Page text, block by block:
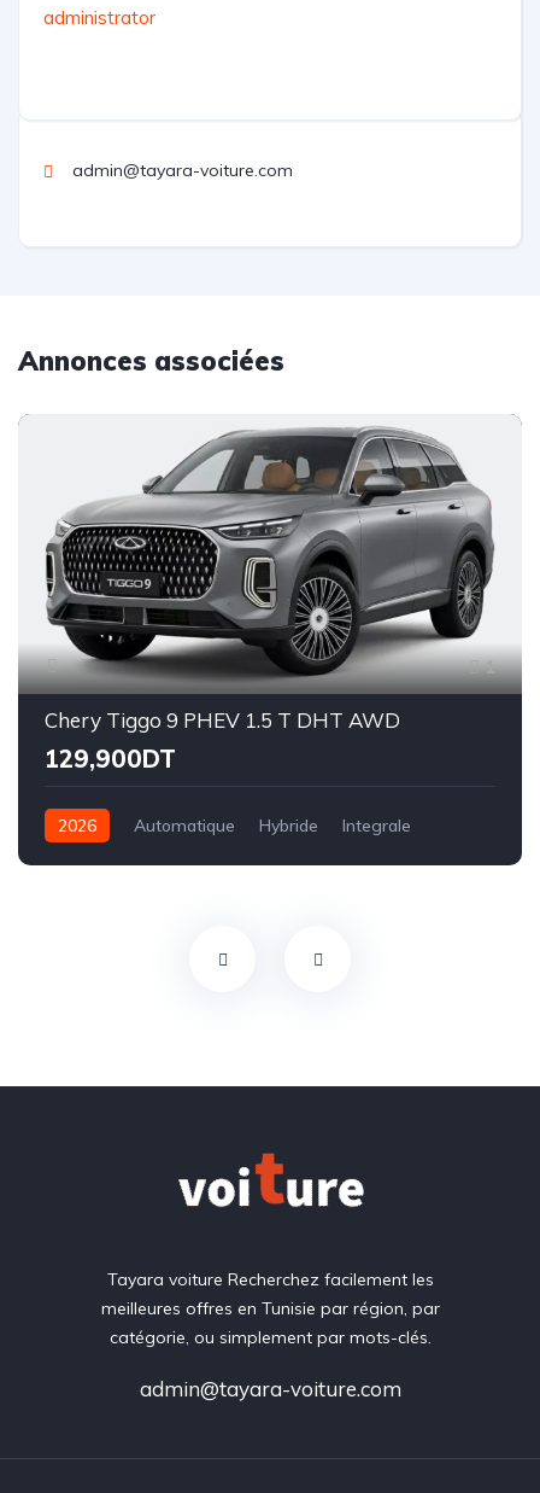
administrator
admin@tayara-voiture.com
Annonces associées
1
Chery Tiggo 9 PHEV 1.5 T DHT AWD
129,900DT
2026 Automatique Hybride Integrale
Tayara voiture Recherchez facilement les
meilleures offres en Tunisie par région, par
catégorie, ou simplement par mots-clés.
admin@tayara-voiture.com